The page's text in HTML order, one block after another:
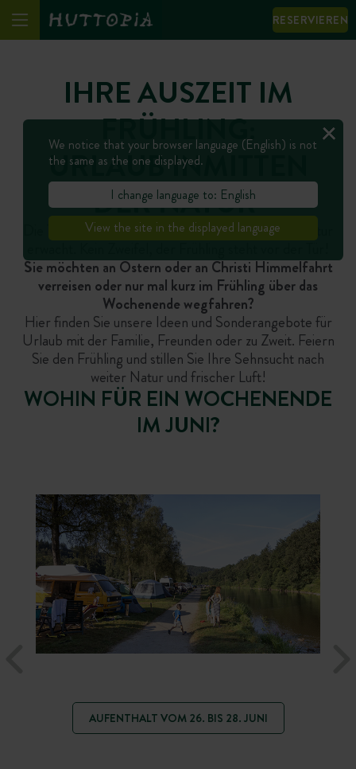
RESERVIEREN
IHRE AUSZEIT IM
FRÜHLING:
URLAUB INMITTEN
DER NATUR
Die Temperaturen werden angenehmer und die Natur
Sie möchten an Ostern oder an Christi Himmelfahrt
verreisen oder nur mal kurz im Frühling über das
Wochenende wegfahren?
Hier finden Sie unsere Ideen und Sonderangebote für
Urlaub mit der Familie, Freunden oder zu Zweit. Feiern
Sie den Frühling und stillen Sie Ihre Sehnsucht nach
weiter Natur und frischer Luft!
WOHIN FÜR EIN WOCHENENDE
IM JUNI?
AUFENTHALT VOM 26. BIS 28. JUNI
We notice that your browser language (English) is not
the same as the one displayed.
I change language to: English
View the site in the displayed language